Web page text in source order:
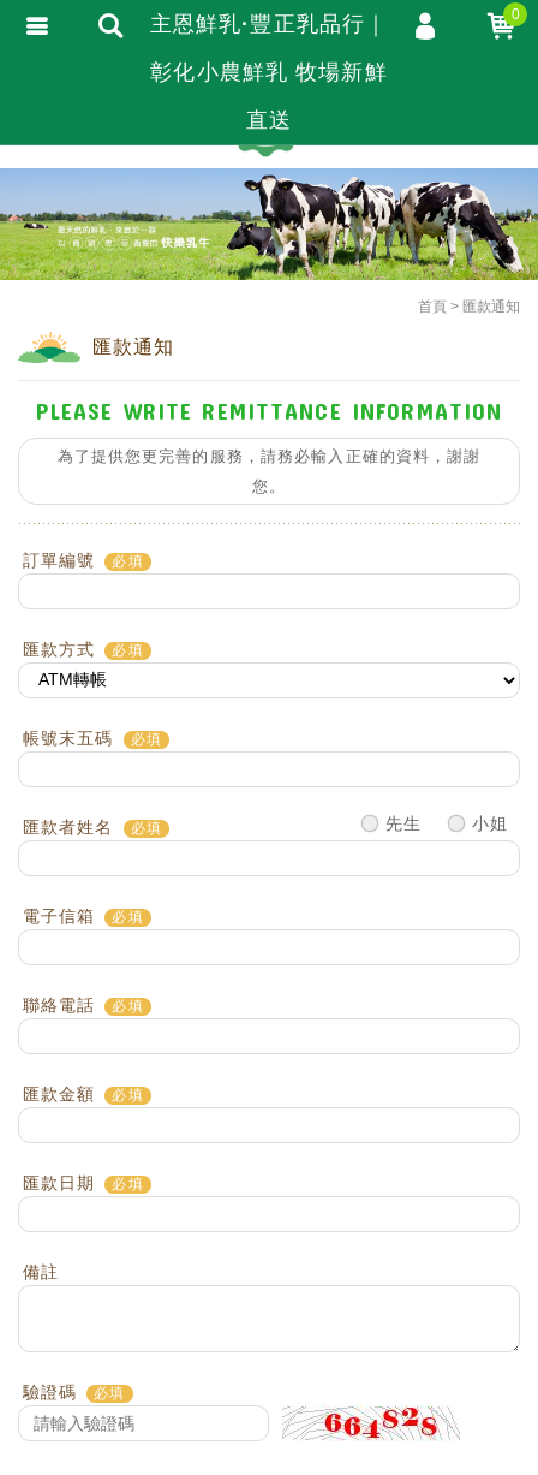
首頁 匯款通知
匯款通知
PLEASE WRITE REMITTANCE INFORMATION
為了提供您更完善的服務，請務必輸入正確的資料，謝謝
您。
訂單編號
匯款方式
帳號末五碼
匯款者姓名 先生 小姐
電子信箱
聯絡電話
匯款金額
匯款日期
備註
驗證碼
主恩鮮乳·豐正乳品行｜
彰化小農鮮乳 牧場新鮮
直送
0
會員登入
會員註冊
忘記密碼
訂單查詢
追蹤清單TRACK LISTING
繁體中文